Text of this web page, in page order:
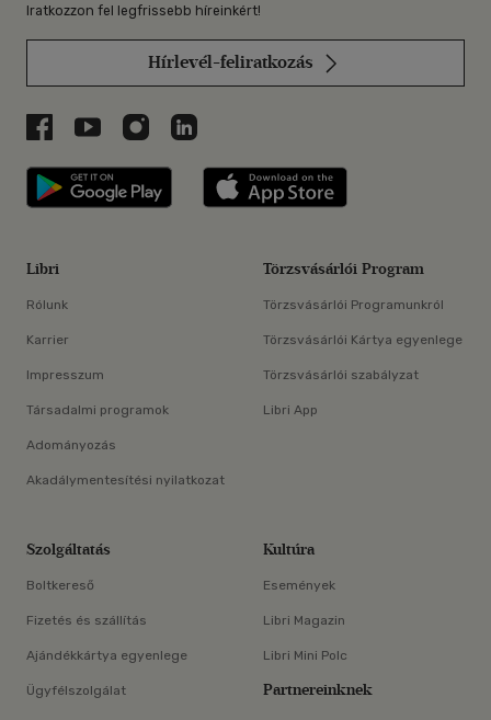
Iratkozzon fel legfrissebb híreinkért!
Hírlevél-feliratkozás
Libri a Facebookon
Libri a Youtube-on
Libri az Instagramon
Libri a LinkedInen
Libri applikáció Szerezd meg: Google
Libri
Rólunk
Karrier
Impresszum
Társadalmi programok
Adományozás
Akadálymentesítési nyilatkozat
Törzsvásárlói Program
Törzsvásárlói Programunkról
Törzsvásárlói Kártya egyenlege
Törzsvásárlói szabályzat
Libri App
Szolgáltatás
Boltkereső
Fizetés és szállítás
Ajándékkártya egyenlege
Ügyfélszolgálat
Kultúra
Események
Libri Magazin
Libri Mini Polc
Partnereinknek